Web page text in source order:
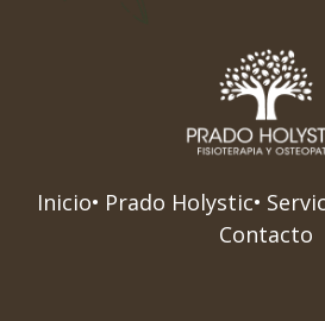
Inicio Prado Holystic
Contacto